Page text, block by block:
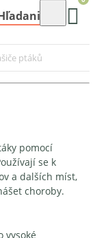
ptáků
pomocí
se k
a dalších míst,
choroby.
vysoké